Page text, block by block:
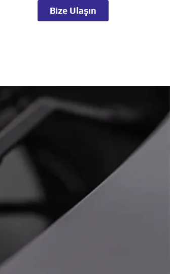
Bize Ulaşın